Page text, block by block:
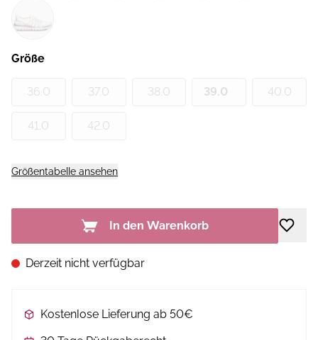
Größe
36.0 37.0 38.0 39.0 40.0
41.0 42.0
Größentabelle ansehen
In den Warenkorb
Derzeit nicht verfügbar
Kostenlose Lieferung ab 50€